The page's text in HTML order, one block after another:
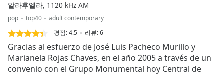
Loaded:
0.00%
Stream
Type
LIVE
Seek to
live,
currently
알라후엘라, 1120 kHz AM
pop top40
adult contemporary
평점:4.5 리뷰:6
Gracias al esfuerzo de José Luis Pacheco Murillo y
Marianela Rojas Chaves, en el año 2005 a través de un
convenio con el Grupo Monumental hoy Central de